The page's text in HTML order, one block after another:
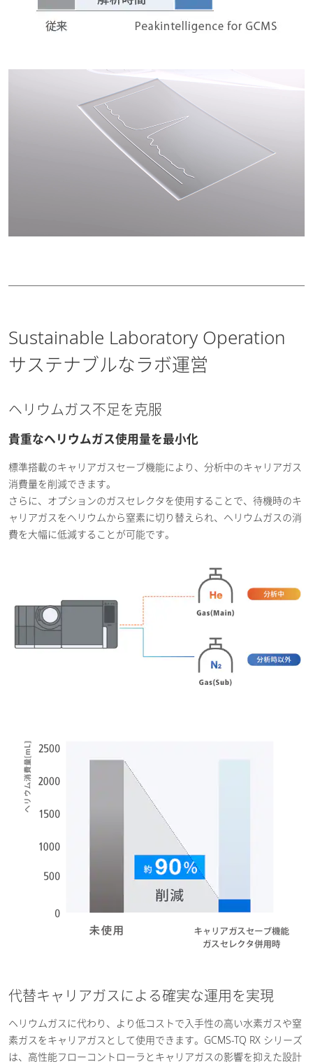
Sustainable Laboratory Operation
サステナブルなラボ運営
ヘリウムガス不足を克服
貴重なヘリウムガス使用量を最小化
標準搭載のキャリアガスセーブ機能により、分析中のキャリアガス
消費量を削減できます。
さらに、オプションのガスセレクタを使用することで、待機時のキ
ャリアガスをヘリウムから窒素に切り替えられ、ヘリウムガスの消
費を大幅に低減することが可能です。
代替キャリアガスによる確実な運用を実現
ヘリウムガスに代わり、より低コストで入手性の高い水素ガスや窒
素ガスをキャリアガスとして使用できます。GCMS-TQ RX シリーズ
は、高性能フローコントローラとキャリアガスの影響を抑えた設計